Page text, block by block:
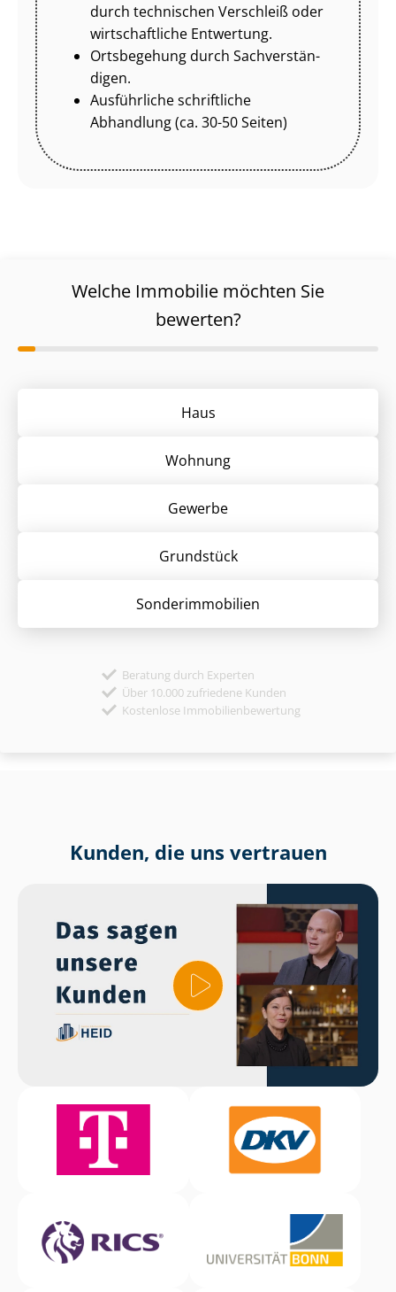
durch technischen Verschleiß oder
wirtschaftliche Entwertung.
Ortsbegehung durch Sach­ver­stän­
di­gen.
Ausführliche schriftliche
Abhandlung (ca. 30-50 Seiten)
Welche Immobilie möchten Sie
bewerten?
Haus
Wohnung
Gewerbe
Grund­stück
Sonder­immobilien
Beratung durch Experten
Über 10.000 zufriedene Kunden
Kostenlose Immobilienbewertung
Kunden, die uns vertrauen